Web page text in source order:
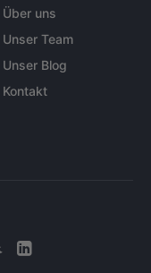
Über uns
Unser Team
Unser Blog
Kontakt